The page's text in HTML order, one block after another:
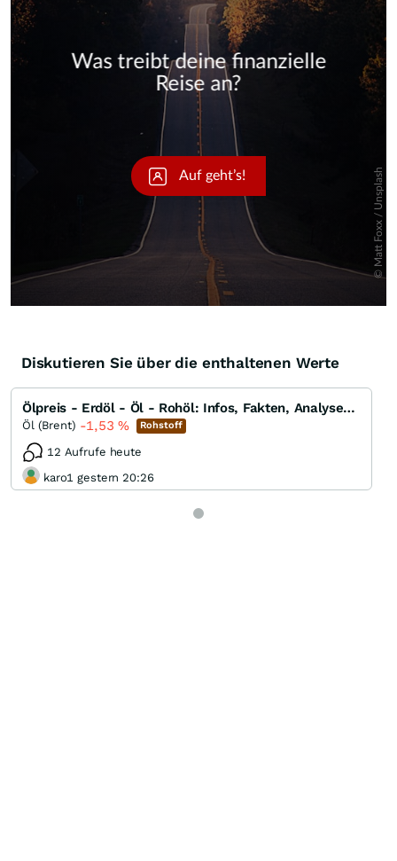
Diskutieren Sie über die enthaltenen Werte
Ölpreis - Erdöl - Öl - Rohöl: Infos, Fakten, Analysen, Charts und Ausblick
Öl (Brent) -1,53 % Rohstoff
12 Aufrufe heute
karo1 gestern 20:26